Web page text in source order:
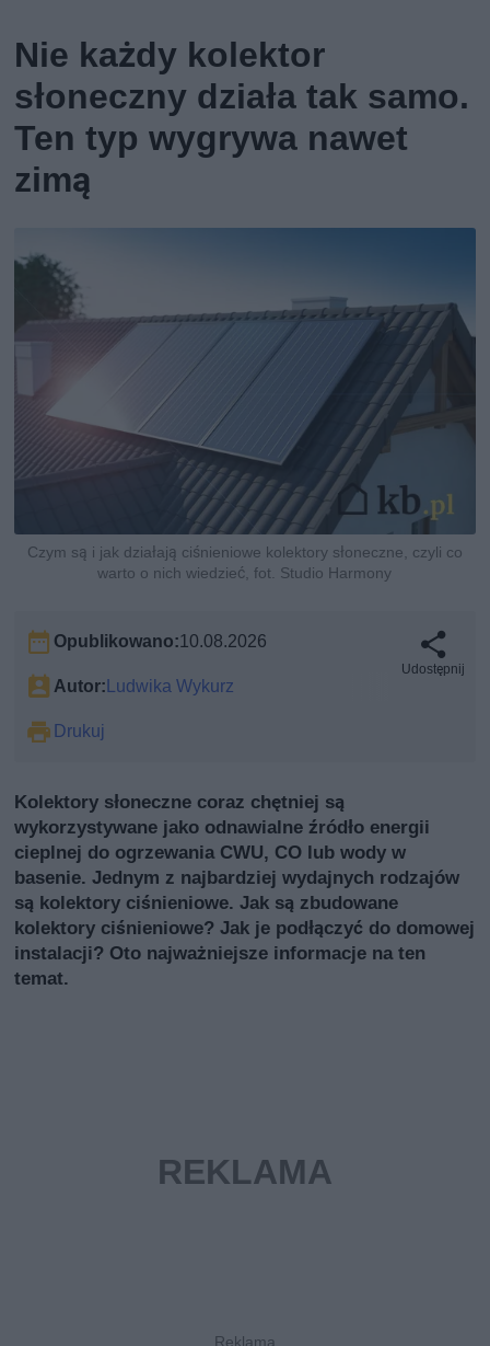
Nie każdy kolektor
słoneczny działa tak samo.
Ten typ wygrywa nawet
zimą
Czym są i jak działają ciśnieniowe kolektory słoneczne, czyli co
warto o nich wiedzieć, fot. Studio Harmony
Opublikowano:10.08.2026
Autor: Ludwika Wykurz
Drukuj
Udostępnij
Kolektory słoneczne coraz chętniej są
wykorzystywane jako odnawialne źródło energii
cieplnej do ogrzewania CWU, CO lub wody w
basenie. Jednym z najbardziej wydajnych rodzajów
są kolektory ciśnieniowe. Jak są zbudowane
kolektory ciśnieniowe? Jak je podłączyć do domowej
instalacji? Oto najważniejsze informacje na ten
temat.